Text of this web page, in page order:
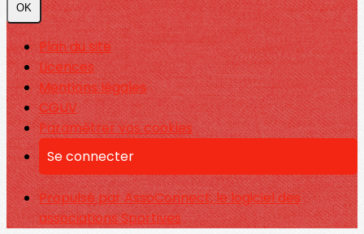
OK
Plan du site
Licences
Mentions légales
CGUV
Paramétrer vos cookies
Se connecter
Propulsé par AssoConnect, le logiciel des
associations Sportives